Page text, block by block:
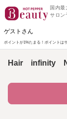
国内最
サロン
ゲストさん
ポイントが1%たまる！ ポイントは
Hair infinity